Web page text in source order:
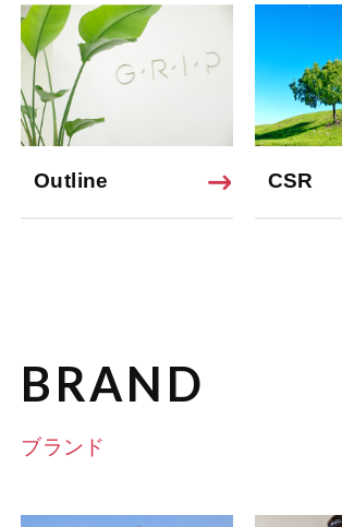
Outline CSR
BRAND
ブランド